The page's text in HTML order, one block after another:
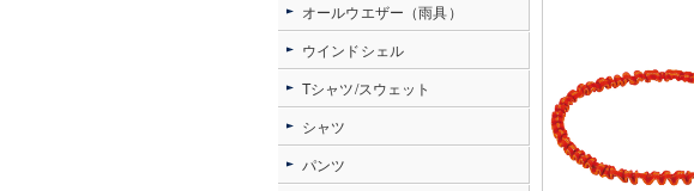
オールウエザー（雨具）
ウインドシェル
Tシャツ/スウェット
シャツ
パンツ